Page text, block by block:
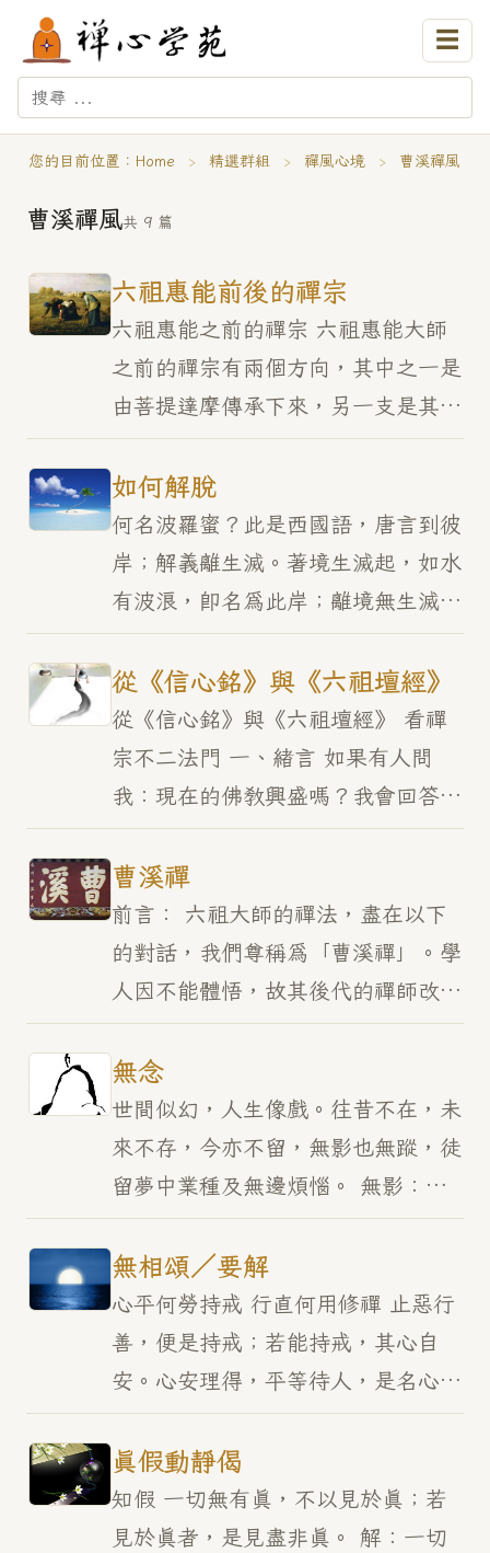
☰
您的目前位置： Home › 精選群組 › 禪風心境 › 曹溪禪風
曹溪禪風共 9 篇
六祖惠能前後的禪宗
六祖惠能之前的禪宗 六祖惠能大師
之前的禪宗有兩個方向，其中之一是
由菩提達摩傳承下來，另一支是其它
各宗祖師所傳。菩提達摩傳到四祖道
信之下，分出牛頭法融與東山弘忍兩
個系統，通常都以弘忍…
如何解脫
何名波羅蜜？此是西國語，唐言到彼
岸；解義離生滅。著境生滅起，如水
有波浪，即名為此岸；離境無生滅，
如水常通流，即名為彼岸，故號波羅
蜜。 六祖大師說：何名波羅蜜？波
羅蜜是印度語，中國話…
從《信心銘》與《六祖壇經》
從《信心銘》與《六祖壇經》 看禪
宗不二法門 一、緒言 如果有人問
我：現在的佛教興盛嗎？我會回答
說：興盛！說完了之後內心總會悄悄
的傷痛。你看，現在的佛教寺院林
立，金碧輝煌，樓閣重重；…
曹溪禪
前言： 六祖大師的禪法，盡在以下
的對話，我們尊稱為「曹溪禪」。學
人因不能體悟，故其後代的禪師改教
「話頭禪」、「默照禪」或以「止
觀」入禪，以「念佛」參禪等。故
「曹溪禪」幾乎名存實亡，…
無念
世間似幻，人生像戲。往昔不在，未
來不存，今亦不留，無影也無蹤，徒
留夢中業種及無邊煩惱。 無影：世
間苦難，當修行離苦，不知如何勤
修？ 無蹤：不用起心，談什麼修
行，自然能離苦；地藏經云…
無相頌／要解
心平何勞持戒 行直何用修禪 止惡行
善，便是持戒；若能持戒，其心自
安。心安理得，平等待人，是名心
平。心平淨生，則不犯戒，故言：
「心平何勞持戒」。 修禪修心，心
有三毒，故以三學，降伏其…
真假動靜偈
知假 一切無有真，不以見於真；若
見於真者，是見盡非真。 解：一切